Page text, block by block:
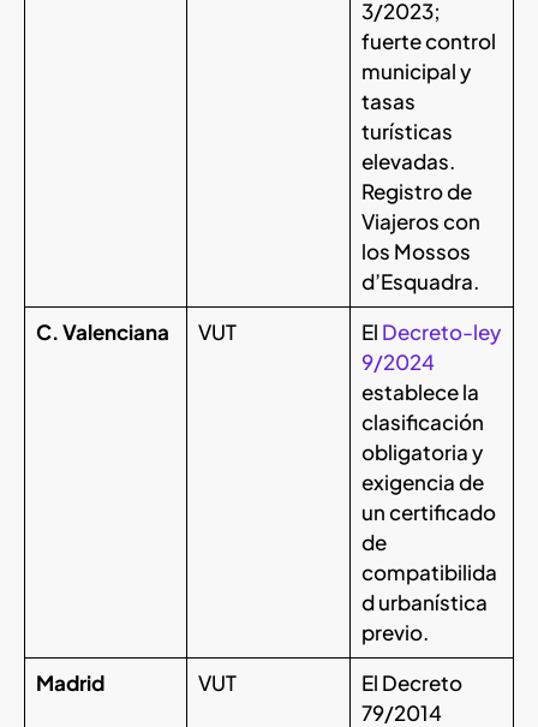
3/2023;
fuerte control
municipal y
tasas
turísticas
elevadas.
Registro de
Viajeros con
los Mossos
d’Esquadra.
C. Valenciana
VUT El Decreto-ley
9/2024
establece la
clasificación
obligatoria y
exigencia de
un certificado
de
compatibilida
d urbanística
previo.
Madrid
VUT
El Decreto
79/2014